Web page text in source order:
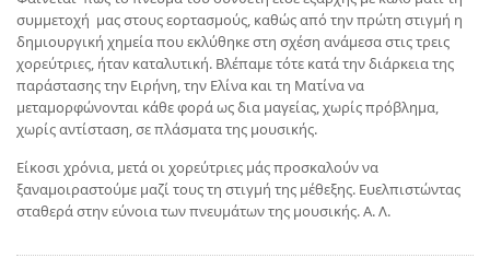
συμμετοχή μας στους εορτασμούς, καθώς από την πρώτη στιγμή η
δημιουργική χημεία που εκλύθηκε στη σχέση ανάμεσα στις τρεις
χορεύτριες, ήταν καταλυτική. Βλέπαμε τότε κατά την διάρκεια της
παράστασης την Ειρήνη, την Ελίνα και τη Ματίνα να
μεταμορφώνονται κάθε φορά ως δια μαγείας, χωρίς πρόβλημα,
χωρίς αντίσταση, σε πλάσματα της μουσικής.
Είκοσι χρόνια, μετά οι χορεύτριες μάς προσκαλούν να
ξαναμοιραστούμε μαζί τους τη στιγμή της μέθεξης. Ευελπιστώντας
σταθερά στην εύνοια των πνευμάτων της μουσικής. Α. Λ.